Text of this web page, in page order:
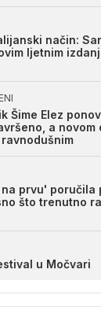
način:
ljetnim
Šime Elez
a novom
prvu' poručila
što trenutno
u Močvari